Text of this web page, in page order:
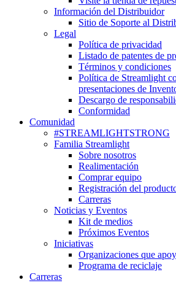
Información del Distribuidor
Sitio de Soporte al
Legal
Política de privacidad
Listado de patentes de
Términos y condiciones
Política de Streamlight
presentaciones de
Descargo de
Conformidad
Comunidad
#STREAMLIGHTSTRONG
Familia Streamlight
Sobre nosotros
Realimentación
Comprar equipo
Registración del
Carreras
Noticias y Eventos
Kit de medios
Próximos Eventos
Iniciativas
Organizaciones que
Programa de reciclaje
Carreras